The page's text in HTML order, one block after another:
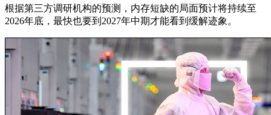
根据第三方调研机构的预测，内存短缺的局面预计将持续至
2026年底，最快也要到2027年中期才能看到缓解迹象。